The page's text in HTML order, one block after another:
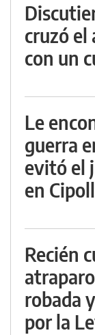
cruzó el
con un
Le
guerra
evitó el
en
Recién
robada
por la